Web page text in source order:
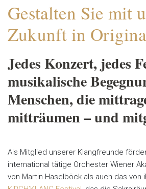
Gestalten Sie mit
Zukunft in
Jedes Konzert, jedes
musikalische
Menschen, die
mitträumen – und
Als Mitglied unserer Klangfreunde
international tätige Orchester Wiener
von Martin Haselböck als auch das von